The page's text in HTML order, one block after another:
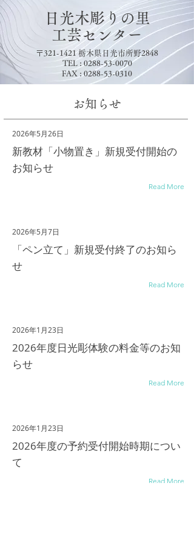
日光木彫りの里
​工芸センター
〒321-1421 栃木県日光市所野2848
TEL :0288-53-0070
FAX :0288-53-0310
​お知らせ
2026年5月26日
新教材「小物置き」新規受付開始の
お知らせ
Read More
2026年5月7日
「ペン立て」新規受付終了のお知ら
せ
Read More
2026年1月23日
2026年度日光彫体験の料金等のお知
らせ
Read More
2026年1月23日
2026年度の予約受付開始時期につい
て
Read More